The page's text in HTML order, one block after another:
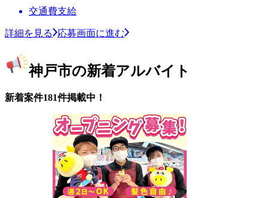
交通費支給
詳細を見る 応募画面に進む
神戸市の新着アルバイト
新着案件181件掲載中！